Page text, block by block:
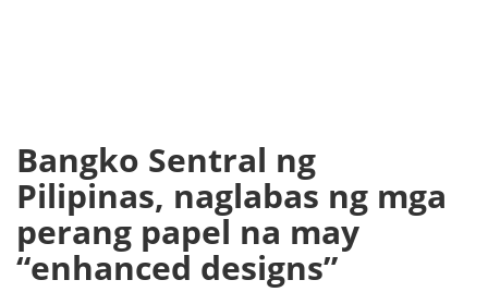
Bangko Sentral ng
Pilipinas, naglabas ng mga
perang papel na may
“enhanced designs”